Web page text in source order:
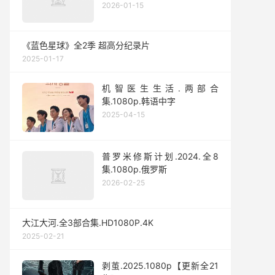
2026-01-15
《蓝色星球》全2季 超高分纪录片
2025-01-17
机智医生生活.两部合
集.1080p.韩语中字
2025-04-15
普罗米修斯计划.2024.全8
集.1080p.俄罗斯
2026-02-25
大江大河.全3部合集.HD1080P.4K
2025-02-21
剥茧.2025.1080p【更新全21